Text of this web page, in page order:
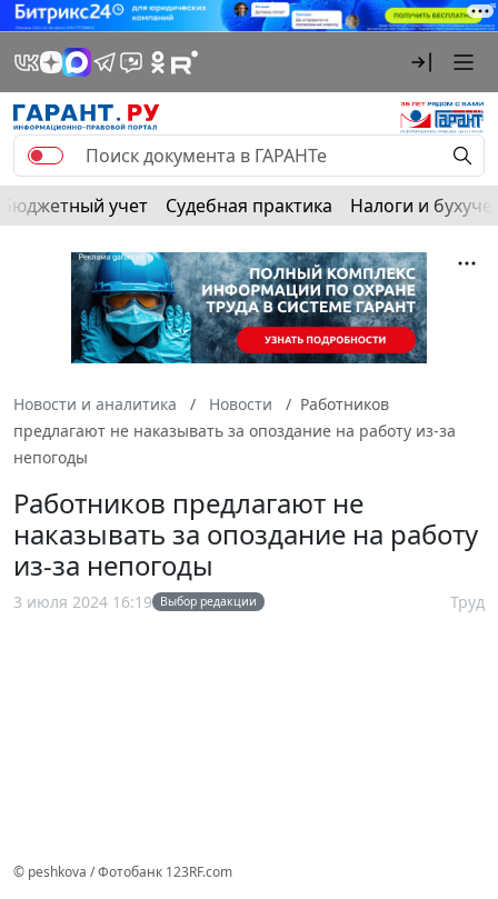
Бюджетный учет Судебная практика Налоги и
Новости и аналитика Новости
Работников
предлагают не наказывать за опоздание на работу из-за
непогоды
Работников предлагают не
наказывать за опоздание на работу
из-за непогоды
3 июля 2024 16:19 Выбор редакции Труд
© peshkova / Фотобанк 123RF.com